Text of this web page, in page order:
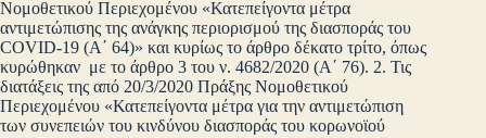
Νομοθετικού Περιεχομένου «Κατεπείγοντα μέτρα
αντιμετώπισης της ανάγκης περιορισμού της διασποράς του
COVID-19 (Α΄ 64)» και κυρίως το άρθρο δέκατο τρίτο, όπως
κυρώθηκαν με το άρθρο 3 του ν. 4682/2020 (Α΄ 76). 2. Τις
διατάξεις της από 20/3/2020 Πράξης Νομοθετικού
Περιεχομένου «Κατεπείγοντα μέτρα για την αντιμετώπιση
των συνεπειών του κινδύνου διασποράς του κορωνοϊού